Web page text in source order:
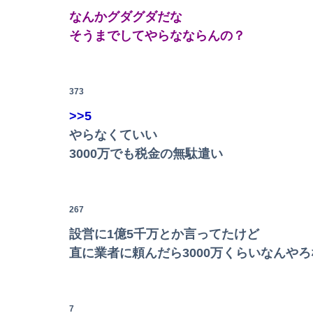
Powered by livedoor 相互RSS
【画像】JKダンス部、部員の８割が巨乳のムホ
ホリエモン「面接でさ、納豆パックの薄いフィ
【朗報】冨里奈央のバスト、もう大変なことに
【画像】思わず保存したくなる「笑える画像・
なんかグダグダだな
そうまでしてやらなならんの？
373
>>5
やらなくていい
3000万でも税金の無駄遣い
267
設営に1億5千万とか言ってたけど
直に業者に頼んだら3000万くらいなんや
7